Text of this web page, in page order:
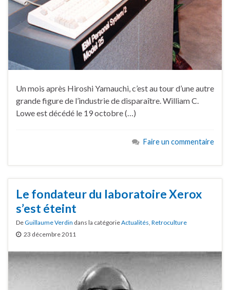
Un mois après Hiroshi Yamauchi, c’est au tour d’une autre
grande figure de l’industrie de disparaître. William C.
Lowe est décédé le 19 octobre (…)
Faire un commentaire
Le fondateur du laboratoire Xerox
s’est éteint
DeGuillaume Verdin dans la catégorieActualités Retroculture
23 décembre 2011